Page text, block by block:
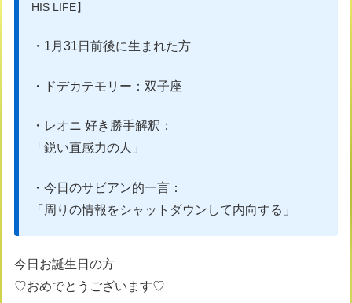
HIS LIFE】
・1月31日前後に生まれた方
・ドデカテモリー：双子座
・レオニ 好き勝手解釈：
「鋭い直感力の人」
・今日のサビアン的一言：
「周りの情報をシャットダウンして内向する」
今日お誕生日の方
♡おめでとうございます♡